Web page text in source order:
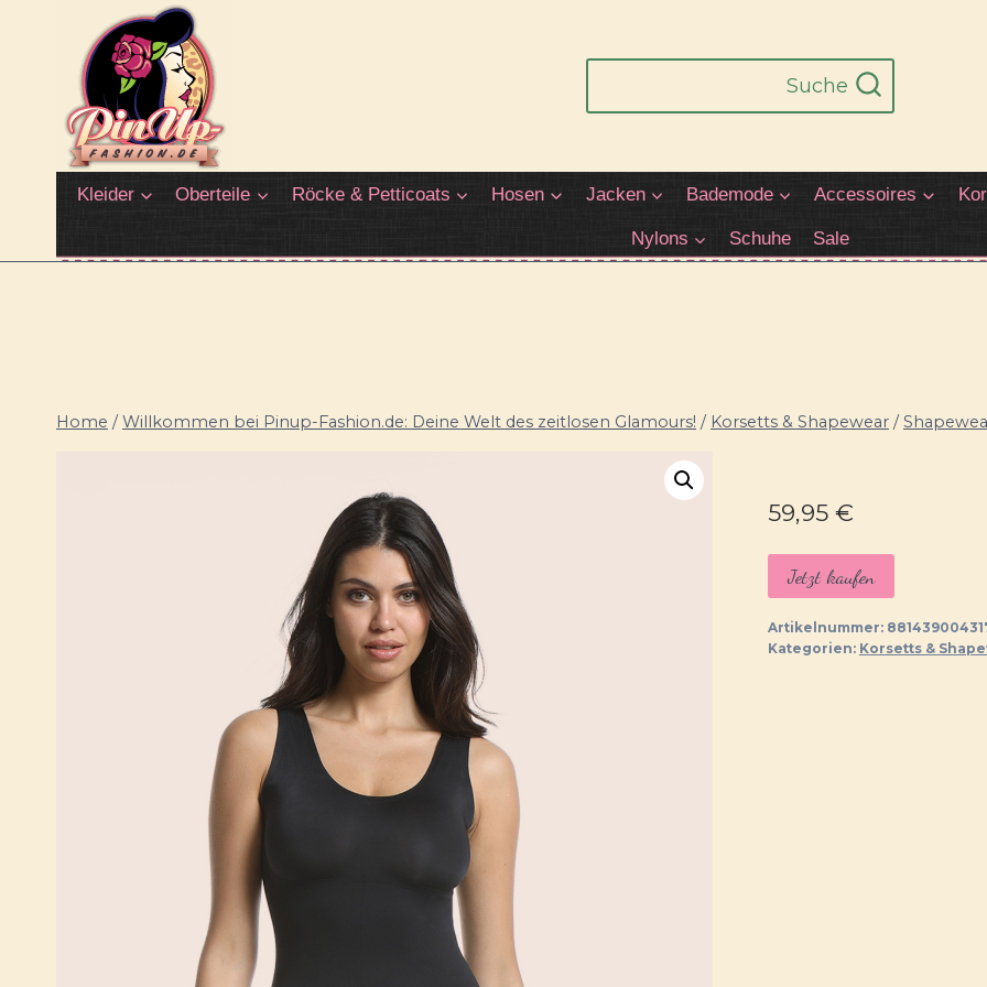
springen
Suche
Kleider Oberteile Röcke & Petticoats Hosen Jacken Bademode Accessoires
Nylons Schuhe Sale
Home / Willkommen bei Pinup-Fashion.de: Deine Welt des zeitlosen Glamours! / Korsetts & Shapewear /
59,95 €
Jetzt kaufen
Artikelnummer:
Kategorien: Korsetts &